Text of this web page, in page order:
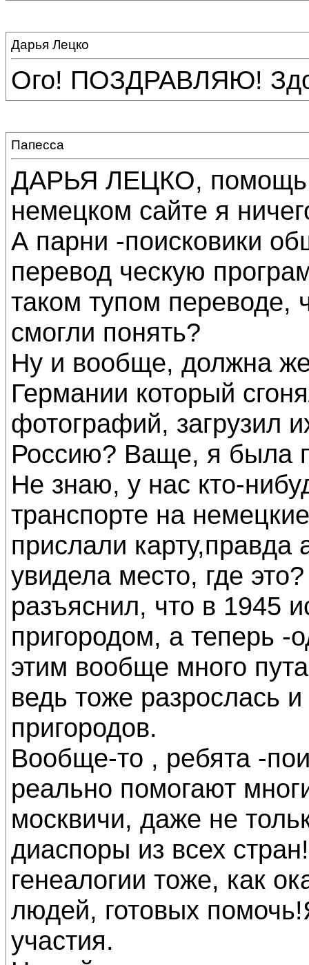
Дарья Лецко
Ого! ПОЗДРАВЛЯЮ!
Папесса
ДАРЬЯ ЛЕЦКО, помощь
немецком сайте я
А парни -поисковики
перевод ческую
таком тупом переводе,
смогли понять?
Ну и вообще, должна
Германии который
фотографий, загрузил
Россию? Ваще, я была
Не знаю, у нас кто-
транспорте на
прислали
увидела место, где
разъяснил, что в 1945
пригородом, а теперь -
этим вообще много
ведь тоже разрослась
пригородов.
Вообще-то , ребята -
реально помогают
москвичи, даже не
диаспоры из всех
генеалогии тоже, как
людей, готовых
участия.